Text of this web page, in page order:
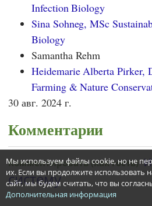
Infection Biology
Sina Sohneg, MSc
Biology
Samantha Rehm
Heidemarie Alberta Pirker,
Farming & Nature
30 авг. 2024 г.
Комментарии
Мы используем файлы cookie, но не
их. Если вы продолжите использовать
сайт, мы будем считать, что вы
Дополнительная информация